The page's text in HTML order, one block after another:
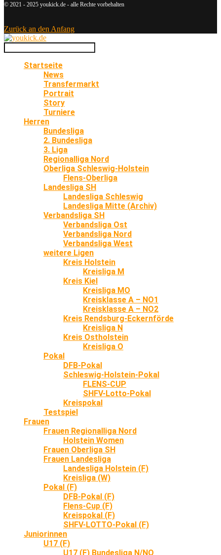
© 2021 - 2025 youkick.de - alle Rechte vorbehalten
Zurück an den Anfang
Startseite
News
Transfermarkt
Portrait
Story
Turniere
Herren
Bundesliga
2. Bundesliga
3. Liga
Regionalliga Nord
Oberliga Schleswig-Holstein
Flens-Oberliga
Landesliga SH
Landesliga Schleswig
Landesliga Mitte (Archiv)
Verbandsliga SH
Verbandsliga Ost
Verbandsliga Nord
Verbandsliga West
weitere Ligen
Kreis Holstein
Kreisliga M
Kreis Kiel
Kreisliga MO
Kreisklasse A – NO1
Kreisklasse A – NO2
Kreis Rendsburg-Eckernförde
Kreisliga N
Kreis Ostholstein
Kreisliga O
Pokal
DFB-Pokal
Schleswig-Holstein-Pokal
FLENS-CUP
SHFV-Lotto-Pokal
Kreispokal
Testspiel
Frauen
Frauen Regionalliga Nord
Holstein Women
Frauen Oberliga SH
Frauen Landesliga
Landesliga Holstein (F)
Kreisliga (W)
Pokal (F)
DFB-Pokal (F)
Flens-Cup (F)
Kreispokal (F)
SHFV-LOTTO-Pokal (F)
Juniorinnen
U17 (F)
U17 (F) Bundesliga N/NO